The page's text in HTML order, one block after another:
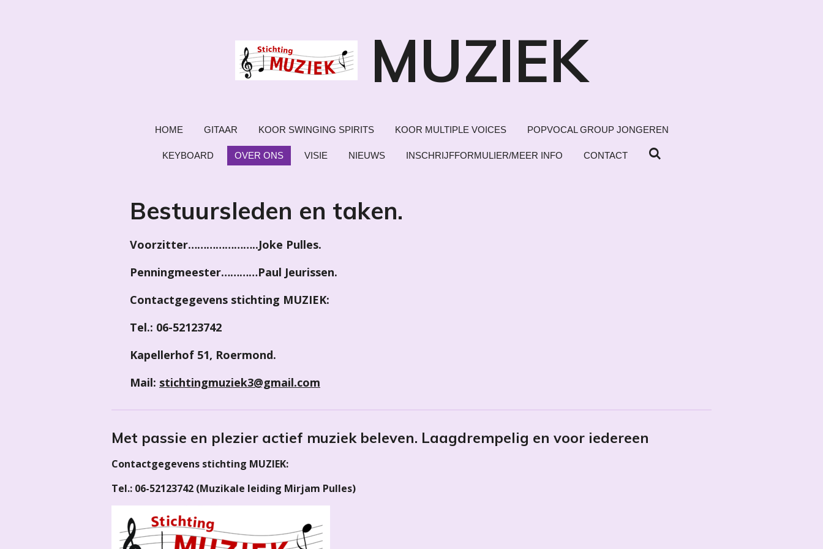
MUZIEK
HOME GITAAR KOOR SWINGING SPIRITS KOOR MULTIPLE VOICES POPVOCAL GROUP JONGEREN
KEYBOARD OVER ONS VISIE NIEUWS INSCHRIJFFORMULIER/MEER INFO CONTACT
Bestuursleden en taken.
Voorzitter…………………..Joke Pulles.
Penningmeester…………Paul Jeurissen.
Contactgegevens stichting MUZIEK:
Tel.: 06-52123742
Kapellerhof 51, Roermond.
Mail: stichtingmuziek3@gmail.com
Met passie en plezier actief muziek beleven. Laagdrempelig en voor iedereen
Contactgegevens stichting MUZIEK:
Tel.: 06-52123742 (Muzikale leiding Mirjam Pulles)